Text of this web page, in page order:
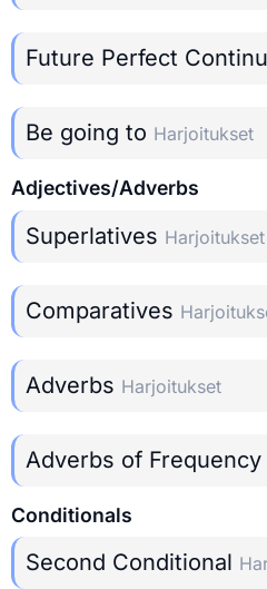
Future Perfect
Be going to Harjoitukset
Adjectives/Adverbs
Superlatives Harjoitukset
Comparatives
Adverbs Harjoitukset
Adverbs of Frequency
Conditionals
Second Conditional